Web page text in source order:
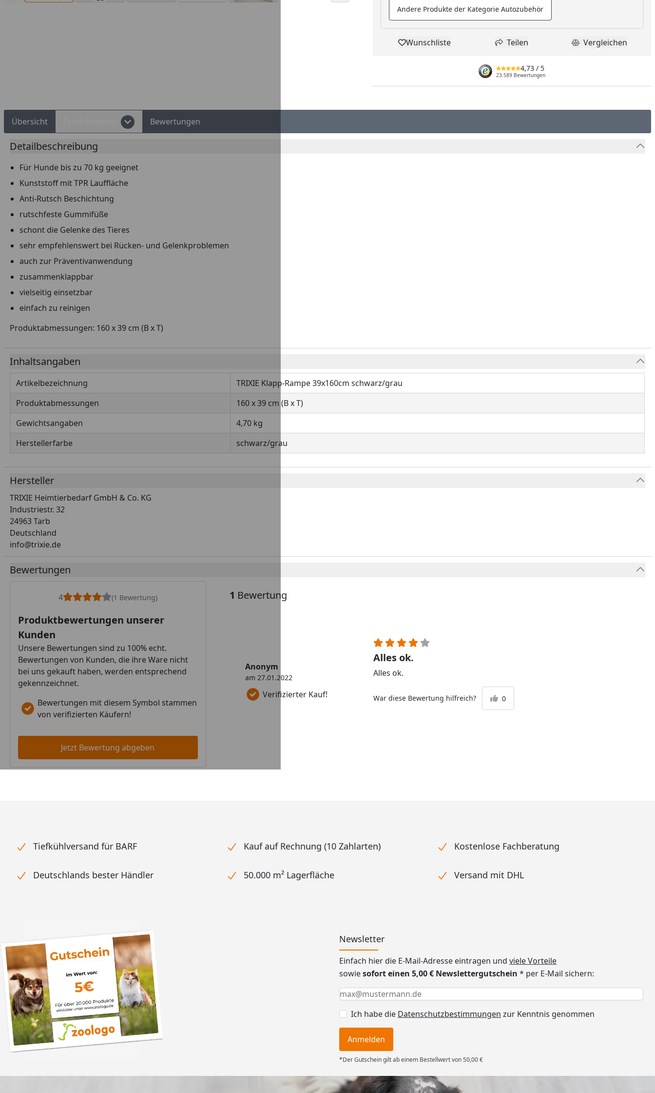
Andere Produkte der Kategorie Autozubehör
Produkt zur Wunschliste hinzufügen
Wunschliste Teilen
Teilen Produkt
Vergleichen
4,73 / 5
23.589 Bewertungen
Übersicht Bewertungen
Detailbeschreibung
Für Hunde bis zu 70 kg geeignet
Kunststoff mit TPR Lauffläche
Anti-Rutsch Beschichtung
rutschfeste Gummifüße
schont die Gelenke des Tieres
sehr empfehlenswert bei Rücken- und Gelenkproblemen
auch zur Präventivanwendung
zusammenklappbar
vielseitig einsetzbar
einfach zu reinigen
Produktabmessungen: 160 x 39 cm (B x T)
Inhaltsangaben
Artikelbezeichnung
TRIXIE Klapp-Rampe 39x160cm schwarz/grau
Produktabmessungen
160 x 39 cm (B x T)
Gewichtsangaben
4,70 kg
Herstellerfarbe
schwarz/grau
Hersteller
TRIXIE Heimtierbedarf GmbH & Co. KG
Industriestr. 32
24963 Tarb
Deutschland
info@trixie.de
Bewertungen
4 (1 Bewertung)
Produktbewertungen unserer
Kunden
Unsere Bewertungen sind zu 100% echt.
Bewertungen von Kunden, die ihre Ware nicht
bei uns gekauft haben, werden entsprechend
gekennzeichnet.
Bewertungen mit diesem Symbol stammen
von verifizierten Käufern!
Jetzt Bewertung abgeben
1 Bewertung
Verifizierter Kauf!
Anonym
am 27.01.2022
Alles ok.
Alles ok.
War diese Bewertung hilfreich? 0
Tiefkühlversand für BARF Kauf auf Rechnung (10 Zahlarten) Kostenlose Fachberatung
Deutschlands bester Händler 50.000 m² Lagerfläche Versand mit DHL
Newsletter
Einfach hier die E-Mail-Adresse eintragen und viele Vorteile
sowiesofort einen 5,00 € Newslettergutschein * per E-Mail sichern:
Keine Eingabe erforderlich
Eingabe erforderlich
E-Mail *
Ich habe die Datenschutzbestimmungen zur Kenntnis genommen
Anmelden
*Der Gutschein gilt ab einem Bestellwert von 50,00 €